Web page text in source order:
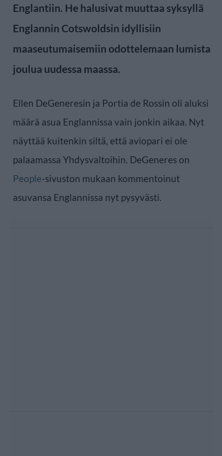
Englantiin. He halusivat muuttaa syksyllä
Englannin Cotswoldsin idyllisiin
maaseutumaisemiin odottelemaan lumista
joulua uudessa maassa.
Ellen DeGeneresin ja Portia de Rossin oli aluksi
määrä asua Englannissa vain jonkin aikaa. Nyt
näyttää kuitenkin siltä, että aviopari ei ole
palaamassa Yhdysvaltoihin. DeGeneres on
People-sivuston mukaan kommentoinut
asuvansa Englannissa nyt pysyvästi.